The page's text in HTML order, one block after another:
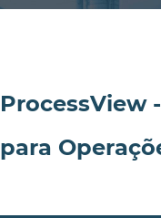
ProcessView
para